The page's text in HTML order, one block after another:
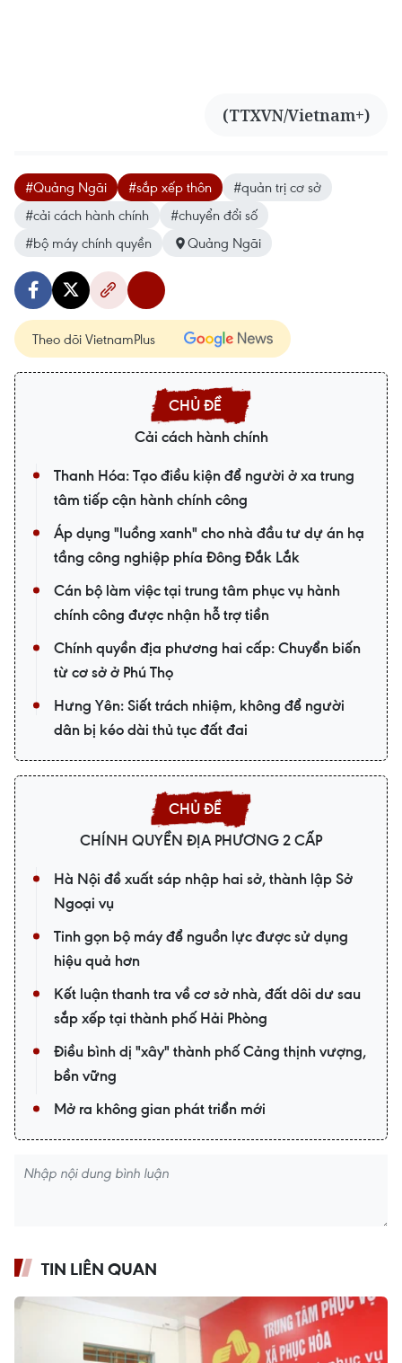
(TTXVN/Vietnam+)
#Quảng Ngãi #sắp xếp thôn
#quản trị cơ sở
#cải cách hành chính
#chuyển đổi số
#bộ máy chính quyền
Quảng Ngãi
Theo dõi VietnamPlus
Cải cách hành chính
Thanh Hóa: Tạo điều kiện để người ở xa trung
tâm tiếp cận hành chính công
Áp dụng "luồng xanh" cho nhà đầu tư dự án hạ
tầng công nghiệp phía Đông Đắk Lắk
Cán bộ làm việc tại trung tâm phục vụ hành
chính công được nhận hỗ trợ tiền
Chính quyền địa phương hai cấp: Chuyển biến
từ cơ sở ở Phú Thọ
Hưng Yên: Siết trách nhiệm, không để người
dân bị kéo dài thủ tục đất đai
CHÍNH QUYỀN ĐỊA PHƯƠNG 2 CẤP
Hà Nội đề xuất sáp nhập hai sở, thành lập Sở
Ngoại vụ
Tinh gọn bộ máy để nguồn lực được sử dụng
hiệu quả hơn
Kết luận thanh tra về cơ sở nhà, đất dôi dư sau
sắp xếp tại thành phố Hải Phòng
Điều bình dị "xây" thành phố Cảng thịnh vượng,
bền vững
Mở ra không gian phát triển mới
TIN LIÊN QUAN